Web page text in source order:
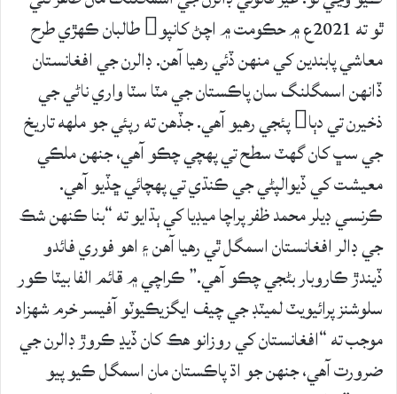
ٿو ته 2021ع ۾ حڪومت ۾ اچڻ کانپو طالبان ڪهڙي طرح
معاشي پابندين کي منهن ڏئي رهيا آهن. ڊالرن جي افغانستان
ڏانهن اسمگلنگ سان پاڪستان جي مٽا سٽا واري ناڻي جي
ذخيرن تي دٻا پئجي رهيو آهي. جڏهن ته رپئي جو ملهه تاريخ
جي سڀ کان گهٽ سطح تي پهچي چڪو آهي، جنهن ملڪي
معيشت کي ڏيوالپڻي جي ڪنڌي تي پهچائي ڇڏيو آهي.
ڪرنسي ڊيلر محمد ظفر پراچا ميڊيا کي ٻڌايو ته “بنا ڪنهن شڪ
جي ڊالر افغانستان اسمگل ٿي رهيا آهن ۽ اهو فوري فائدو
ڏيندڙ ڪاروبار بڻجي چڪو آهي.” ڪراچي ۾ قائم الفا بيٽا ڪور
سلوشنز پرائيويٽ لميٽڊ جي چيف ايگزيڪيوٽو آفيسر خرم شهزاد
موجب ته “افغانستان کي روزانو هڪ کان ڏيڍ ڪروڙ ڊالرن جي
ضرورت آهي، جنهن جو اڌ پاڪستان مان اسمگل ڪيو پيو